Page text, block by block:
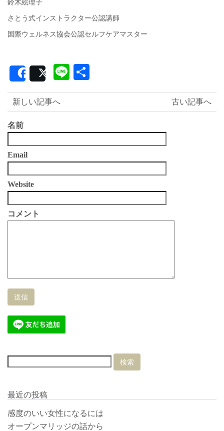
鈴木絵理子
さとう式インストラクター公認講師
国際ウェルネス協会公認セルフケアマスター
SharePost Line
有
古い記事へ
新しい記事へ
名前
Email
Website
コメント
最近の投稿
感度のいい女性になるには
オープンマリッジの話から